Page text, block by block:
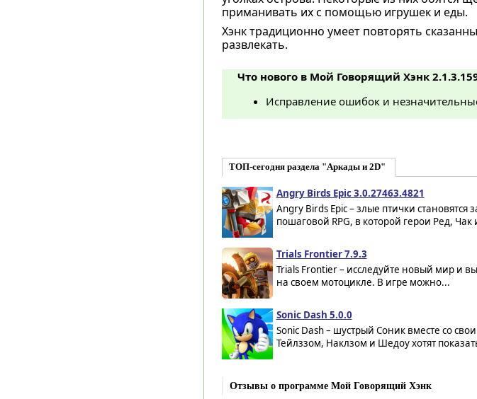
приманивать их с помощью игрушек и еды.
Хэнк традиционно умеет повторять
развлекать.
Что нового в Мой Говорящий Хэнк
Исправление ошибок и
ТОП-сегодня раздела "Аркады и 2D"
Angry Birds Epic 3.0.27463.4821
Angry Birds Epic – злые птички становятся
пошаговой RPG, в которой герои Ред,
Trials Frontier 7.9.3
Trials Frontier – исследуйте новый мир и
на своем мотоцикле. В игре можно...
Sonic Dash 5.0.0
Sonic Dash – шустрый Соник вместе со
Тейлззом, Наклзом и Шедоу хотят
Отзывы о программе Мой Говорящий Хэнк